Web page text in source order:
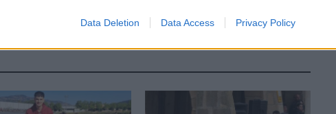
Data Deletion Data Access Privacy Policy